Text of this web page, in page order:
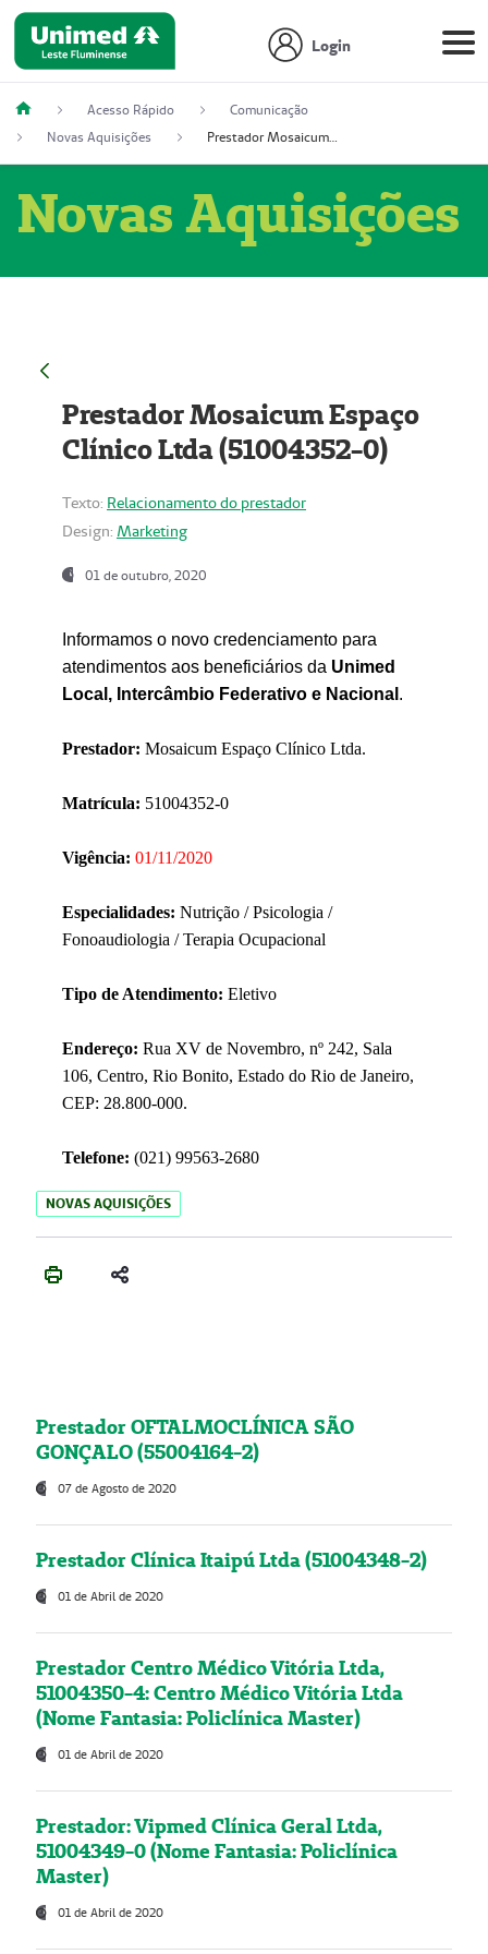
Login
Acesso Rápido
Comunicação
Novas Aquisições
Prestador Mosaicum Espaço Clínico Ltda (51004352-0)
Novas Aquisições
Prestador Mosaicum Espaço
Clínico Ltda (51004352-0)
Texto: Relacionamento do prestador
Design: Marketing
01 de outubro, 2020
Informamos o novo credenciamento para
atendimentos aos beneficiários da Unimed
Local, Intercâmbio Federativo e Nacional .
Prestador: Mosaicum Espaço Clínico Ltda.
Matrícula: 51004352-0
Vigência: 01/11/2020
Especialidades: Nutrição / Psicologia /
Fonoaudiologia / Terapia Ocupacional
Tipo de Atendimento: Eletivo
Endereço: Rua XV de Novembro, nº 242, Sala
106, Centro, Rio Bonito, Estado do Rio de Janeiro,
CEP: 28.800-000.
Telefone: (021) 99563-2680
NOVAS AQUISIÇÕES
Prestador OFTALMOCLÍNICA SÃO
GONÇALO (55004164-2)
07 de Agosto de 2020
Prestador Clínica Itaipú Ltda (51004348-2)
01 de Abril de 2020
Prestador Centro Médico Vitória Ltda,
51004350-4: Centro Médico Vitória Ltda
(Nome Fantasia: Policlínica Master)
01 de Abril de 2020
Prestador: Vipmed Clínica Geral Ltda,
51004349-0 (Nome Fantasia: Policlínica
Master)
01 de Abril de 2020